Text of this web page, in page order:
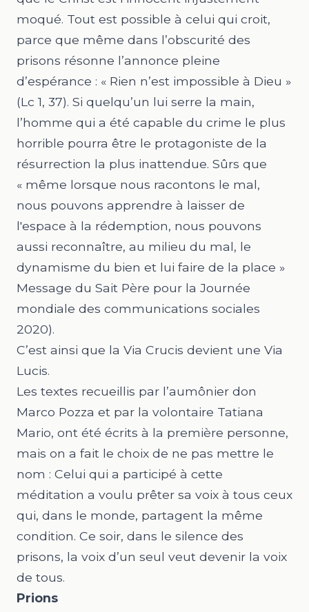
moqué. Tout est possible à celui qui croit,
parce que même dans l’obscurité des
prisons résonne l’annonce pleine
d’espérance : « Rien n’est impossible à Dieu »
(Lc 1, 37). Si quelqu’un lui serre la main,
l’homme qui a été capable du crime le plus
horrible pourra être le protagoniste de la
résurrection la plus inattendue. Sûrs que
« même lorsque nous racontons le mal,
nous pouvons apprendre à laisser de
l'espace à la rédemption, nous pouvons
aussi reconnaître, au milieu du mal, le
dynamisme du bien et lui faire de la place »
Message du Sait Père pour la Journée
mondiale des communications sociales
2020).
C’est ainsi que la Via Crucis devient une Via
Lucis.
Les textes recueillis par l’aumônier don
Marco Pozza et par la volontaire Tatiana
Mario, ont été écrits à la première personne,
mais on a fait le choix de ne pas mettre le
nom : Celui qui a participé à cette
méditation a voulu prêter sa voix à tous ceux
qui, dans le monde, partagent la même
condition. Ce soir, dans le silence des
prisons, la voix d’un seul veut devenir la voix
de tous.
Prions